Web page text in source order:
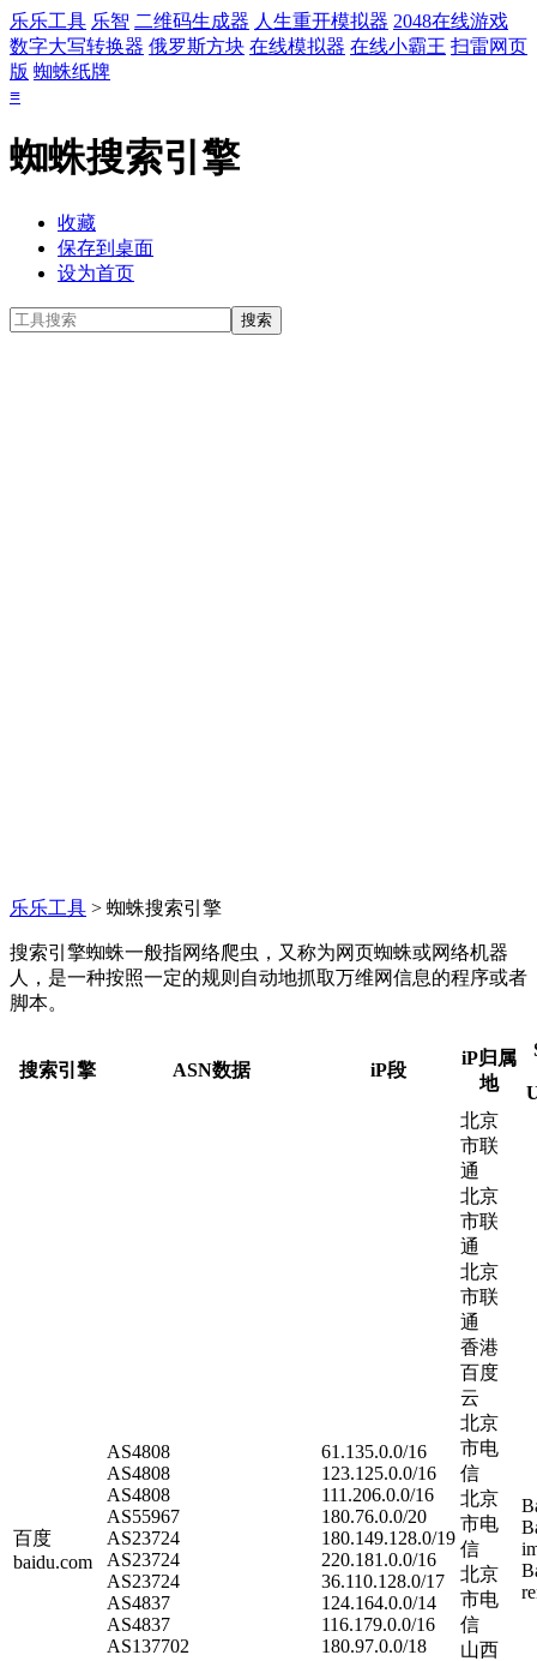
乐乐工具 乐智 二维码生成器 人生重开模拟器 2048在线游戏
数字大写转换器 俄罗斯方块 在线模拟器 在线小霸王 扫雷网页
版 蜘蛛纸牌
≡
蜘蛛搜索引擎
收藏
保存到桌面
设为首页
乐乐工具 > 蜘蛛搜索引擎
搜索引擎蜘蛛一般指网络爬虫，又称为网页蜘蛛或网络机器
人，是一种按照一定的规则自动地抓取万维网信息的程序或者
脚本。
搜索引擎 ASN数据 iP段
iP归属
地
百度
baidu.com
AS4808
AS4808
AS4808
AS55967
AS23724
AS23724
AS23724
AS4837
AS4837
AS137702
61.135.0.0/16
123.125.0.0/16
111.206.0.0/16
180.76.0.0/20
180.149.128.0/19
220.181.0.0/16
36.110.128.0/17
124.164.0.0/14
116.179.0.0/16
180.97.0.0/18
北京
市联
通
北京
市联
通
北京
市联
通
香港
百度
云
北京
市电
信
北京
市电
信
北京
市电
信
山西